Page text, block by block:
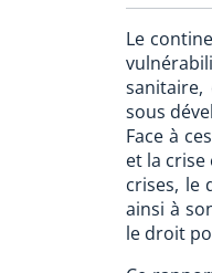
Le
sanitaire,
sous
Face à
et la
crises, le
ainsi à
le droit